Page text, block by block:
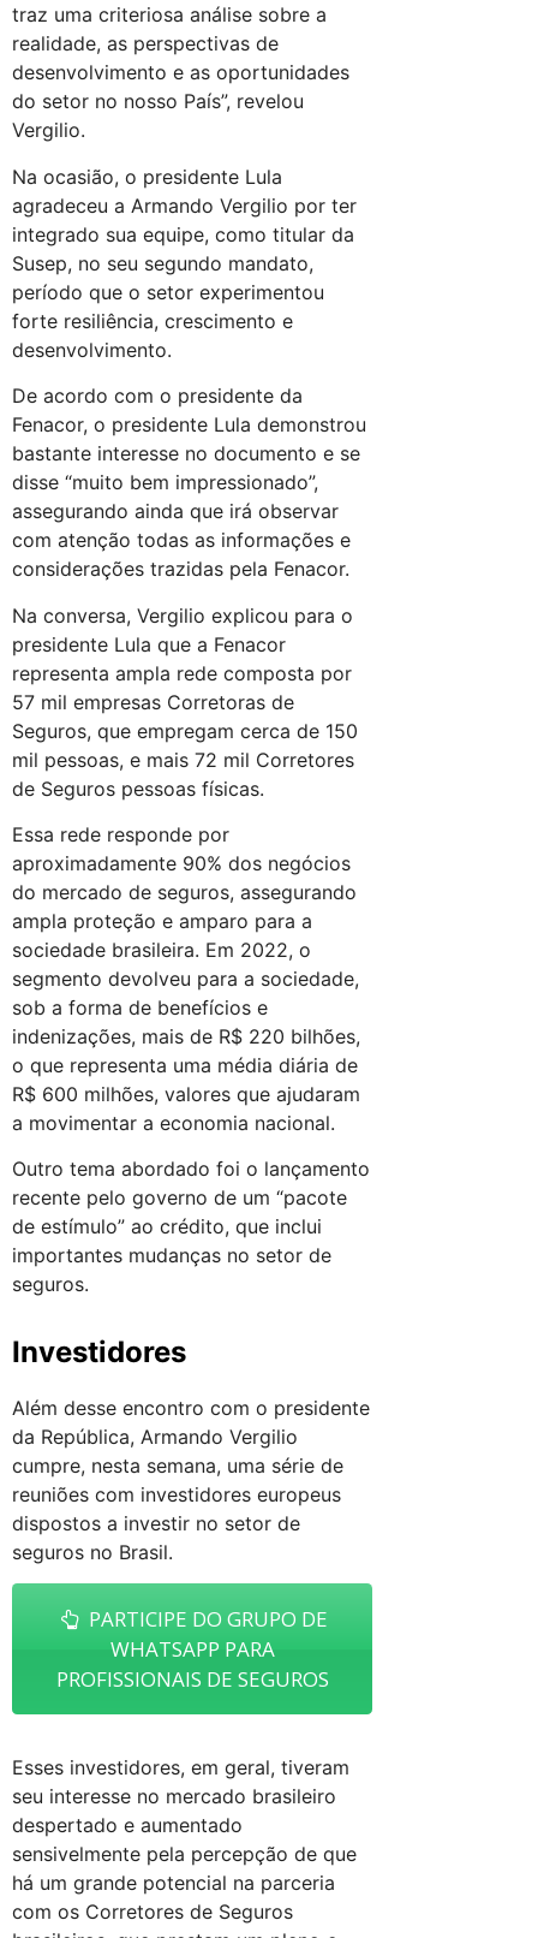
traz uma criteriosa análise sobre a
realidade, as perspectivas de
desenvolvimento e as oportunidades
do setor no nosso País”, revelou
Vergilio.
Na ocasião, o presidente Lula
agradeceu a Armando Vergilio por ter
integrado sua equipe, como titular da
Susep, no seu segundo mandato,
período que o setor experimentou
forte resiliência, crescimento e
desenvolvimento.
De acordo com o presidente da
Fenacor, o presidente Lula demonstrou
bastante interesse no documento e se
disse “muito bem impressionado”,
assegurando ainda que irá observar
com atenção todas as informações e
considerações trazidas pela Fenacor.
Na conversa, Vergilio explicou para o
presidente Lula que a Fenacor
representa ampla rede composta por
57 mil empresas Corretoras de
Seguros, que empregam cerca de 150
mil pessoas, e mais 72 mil Corretores
de Seguros pessoas físicas.
Essa rede responde por
aproximadamente 90% dos negócios
do mercado de seguros, assegurando
ampla proteção e amparo para a
sociedade brasileira. Em 2022, o
segmento devolveu para a sociedade,
sob a forma de benefícios e
indenizações, mais de R$ 220 bilhões,
o que representa uma média diária de
R$ 600 milhões, valores que ajudaram
a movimentar a economia nacional.
Outro tema abordado foi o lançamento
recente pelo governo de um “pacote
de estímulo” ao crédito, que inclui
importantes mudanças no setor de
seguros.
Investidores
Além desse encontro com o presidente
da República, Armando Vergilio
cumpre, nesta semana, uma série de
reuniões com investidores europeus
dispostos a investir no setor de
seguros no Brasil.
PARTICIPE DO GRUPO DE
WHATSAPP PARA
PROFISSIONAIS DE SEGUROS
Esses investidores, em geral, tiveram
seu interesse no mercado brasileiro
despertado e aumentado
sensivelmente pela percepção de que
há um grande potencial na parceria
com os Corretores de Seguros